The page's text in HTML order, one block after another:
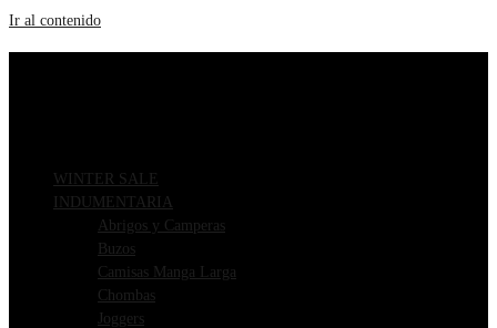
Ir al contenido
WINTER SALE
INDUMENTARIA
Abrigos y Camperas
Buzos
Camisas Manga Larga
Chombas
Joggers